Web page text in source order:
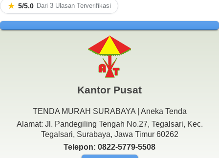
★ 5/5.0 Dari 3 Ulasan Terverifikasi
Kantor Pusat
TENDA MURAH SURABAYA | Aneka Tenda
Alamat: Jl. Pandegiling Tengah No.27, Tegalsari, Kec.
Tegalsari, Surabaya, Jawa Timur 60262
Telepon: 0822-5779-5508